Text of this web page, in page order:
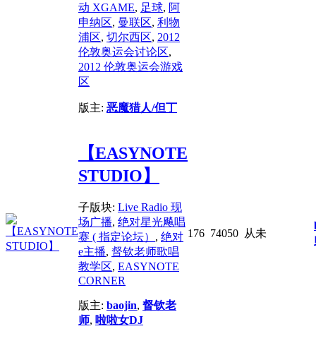
动 XGAME, 足球, 阿
申纳区, 曼联区, 利物
浦区, 切尔西区, 2012
伦敦奥运会讨论区,
2012 伦敦奥运会游戏
区
版主: 恶魔猎人/但丁
【EASYNOTE
STUDIO】
子版块: Live Radio 现
场广播, 绝对星光飚唱
赛 ( 指定论坛） , 绝对
e主播, 督钦老师歌唱
教学区, EASYNOTE
CORNER
版主: baojin, 督钦老
师, 啦啦女DJ
176 74050 从未